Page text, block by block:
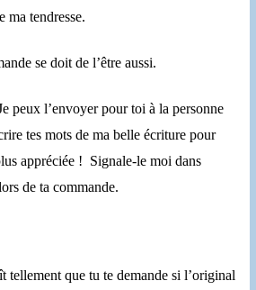
ma tendresse.
se doit de l’être aussi.
peux l’envoyer pour toi à la personne
tes mots de ma belle écriture pour
appréciée ! Signale-le moi dans
de ta commande.
tellement que tu te demande si l’original